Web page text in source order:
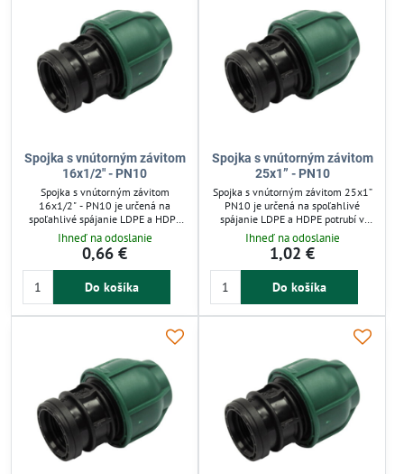
Spojka s vnútorným závitom
16x1/2" - PN10
Spojka s vnútorným závitom
16x1/2" - PN10 je určená na
spoľahlivé spájanie LDPE a HDPE
potrubí v závlahových systémoch so
studenou vodou do 10 barov.
Umožňuje rýchlu montáž bez
špeciálneho náradia a je opakovane
použiteľná. Zelená matica uľahčuje
zabezpečuje integrovaný O-krúžok.
zavlažovanie záhrad a záhonov.
Ihneď na odoslanie
0,66 €
Do košíka
Spojka s vnútorným závitom
25x1” - PN10
Spojka s vnútorným závitom 25x1”
PN10 je určená na spoľahlivé
spájanie LDPE a HDPE potrubí v
zavlažovacích systémoch so
studenou vodou do 10 barov. Vďaka
integrovanej tesniacej manžete a
jednoduchej montáži bez
špeciálneho náradia zabezpečuje
pre nízkotlakové rozvody v
záhradnej závlahu a automatické
Ihneď na odoslanie
1,02 €
Do košíka